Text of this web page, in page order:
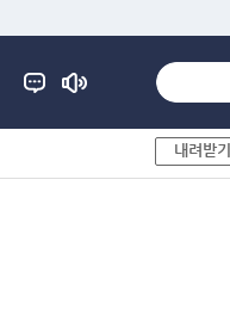
내려받기